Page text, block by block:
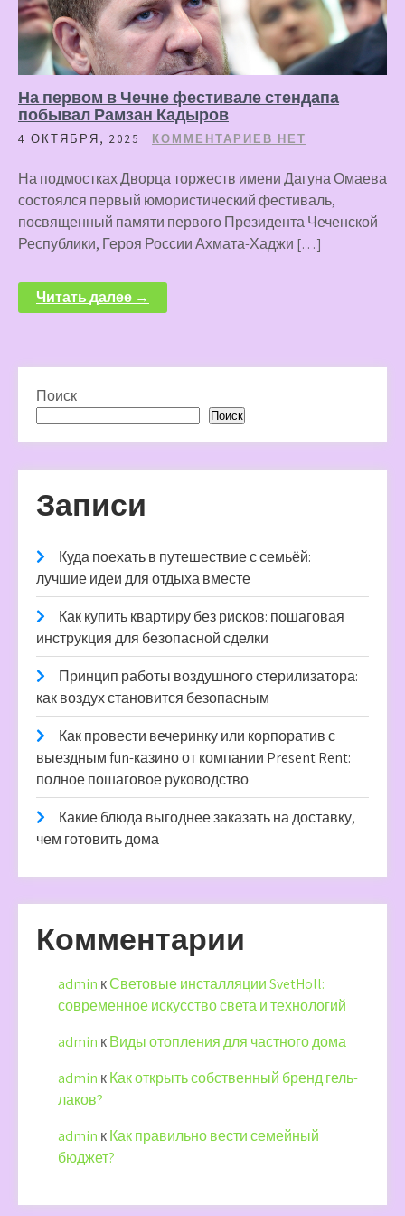
На первом в Чечне фестивале стендапа
побывал Рамзан Кадыров
4 ОКТЯБРЯ, 2025 КОММЕНТАРИЕВ НЕТ
На подмостках Дворца торжеств имени Дагуна Омаева
состоялся первый юмористический фестиваль,
посвященный памяти первого Президента Чеченской
Республики, Героя России Ахмата-Хаджи […]
Читать далее →
Поиск
Поиск
Записи
Куда поехать в путешествие с семьёй:
лучшие идеи для отдыха вместе
Как купить квартиру без рисков: пошаговая
инструкция для безопасной сделки
Принцип работы воздушного стерилизатора:
как воздух становится безопасным
Как провести вечеринку или корпоратив с
выездным fun-казино от компании Present Rent:
полное пошаговое руководство
Какие блюда выгоднее заказать на доставку,
чем готовить дома
Комментарии
admin кСветовые инсталляции SvetHoll:
современное искусство света и технологий
admin кВиды отопления для частного дома
admin кКак открыть собственный бренд гель-
лаков?
admin кКак правильно вести семейный
бюджет?